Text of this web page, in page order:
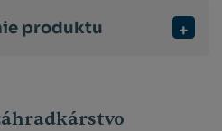
produktu